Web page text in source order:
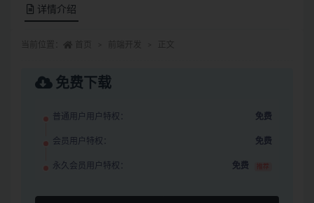
详情介绍
免费下载
普通用户用户特权： 免费
会员用户特权： 免费
永久会员用户特权： 免费 推荐